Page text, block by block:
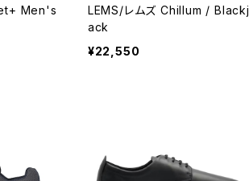
Men's
LEMS/レムズ Chillum / Blackj
ack
¥22,550